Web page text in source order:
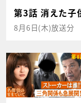
第3話 消えた子
8月6日(木)放送分